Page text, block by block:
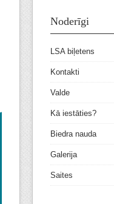
Noderīgi
LSA biļetens
Kontakti
Valde
Kā iestāties?
Biedra nauda
Galerija
Saites